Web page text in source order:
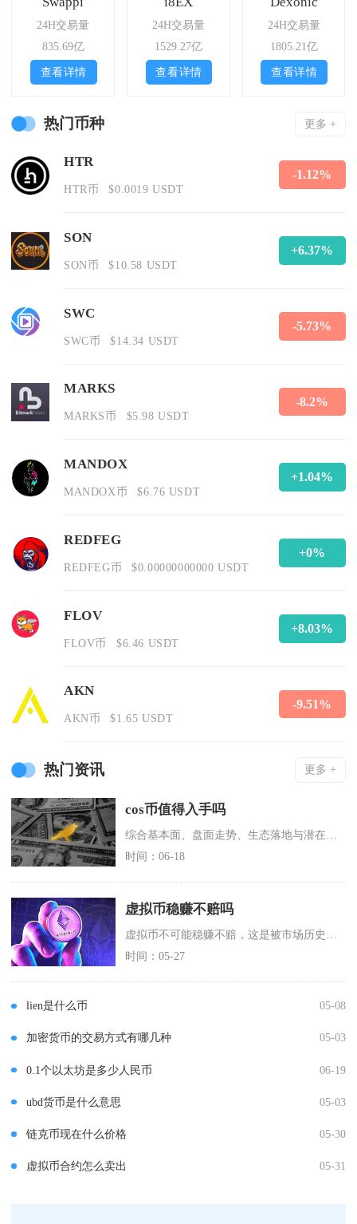
24H交易量
835.69亿
查看详情
24H交易量
1529.27亿
查看详情
24H交易量
1805.21亿
查看详情
热门币种 更多 +
HTR
HTR币 $0.0019 USDT
-1.12%
SON
SON币 $10.58 USDT
+6.37%
SWC
SWC币 $14.34 USDT
-5.73%
MARKS
MARKS币 $5.98 USDT
-8.2%
MANDOX
MANDOX币 $6.76 USDT
+1.04%
REDFEG
REDFEG币 $0.00000000000 USDT
+0%
FLOV
FLOV币 $6.46 USDT
+8.03%
AKN
AKN币 $1.65 USDT
-9.51%
热门资讯 更多 +
cos币值得入手吗
时间：06-18
虚拟币稳赚不赔吗
时间：05-27
lien是什么币 05-08
加密货币的交易方式有哪几种 05-03
0.1个以太坊是多少人民币 06-19
ubd货币是什么意思 05-03
链克币现在什么价格 05-30
虚拟币合约怎么卖出 05-31